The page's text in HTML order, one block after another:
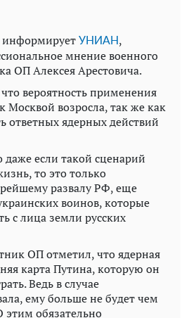
информирует УНИАН,
мнение военного
ОП Алексея Арестовича.
вероятность применения
Москвой возросла, так же как
ответных ядерных действий
даже если такой сценарий
то это только
развалу РФ, еще
воинов, которые
с лица земли русских
ОП отметил, что ядерная
карта Путина, которую он
Ведь в случае
ему больше не будет чем
обязательно